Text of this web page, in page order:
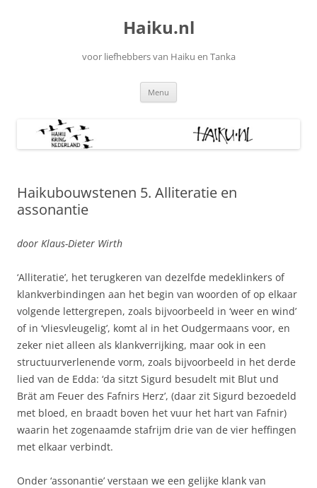
Haiku.nl
voor liefhebbers van Haiku en Tanka
Menu
Haikubouwstenen 5. Alliteratie en
assonantie
door Klaus-Dieter Wirth
‘Alliteratie’, het terugkeren van dezelfde medeklinkers of
klankverbindingen aan het begin van woorden of op elkaar
volgende lettergrepen, zoals bijvoorbeeld in ‘weer en wind’
of in ‘vliesvleugelig’, komt al in het Oudgermaans voor, en
zeker niet alleen als klankverrijking, maar ook in een
structuurverlenende vorm, zoals bijvoorbeeld in het derde
lied van de Edda: ‘da sitzt Sigurd besudelt mit Blut und
Brät am Feuer des Fafnirs Herz’, (daar zit Sigurd bezoedeld
met bloed, en braadt boven het vuur het hart van Fafnir)
waarin het zogenaamde stafrijm drie van de vier heffingen
met elkaar verbindt.
Onder ‘assonantie’ verstaan we een gelijke klank van